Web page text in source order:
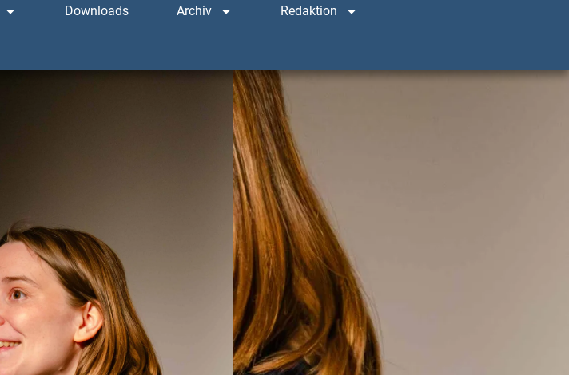
Downloads Archiv Redaktion